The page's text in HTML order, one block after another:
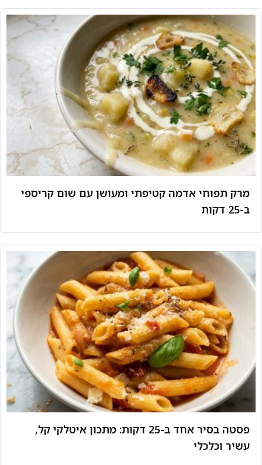
מרק תפוחי אדמה קטיפתי ומעושן עם שום קריספי
ב-25 דקות
פסטה בסיר אחד ב-25 דקות: מתכון איטלקי קל,
עשיר וכלכלי